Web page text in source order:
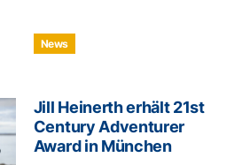
News
Jill Heinerth erhält 21st
Century Adventurer
Award in München